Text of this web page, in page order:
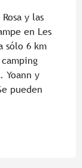
y las
en Les
sólo 6 km
Yoann y
pueden